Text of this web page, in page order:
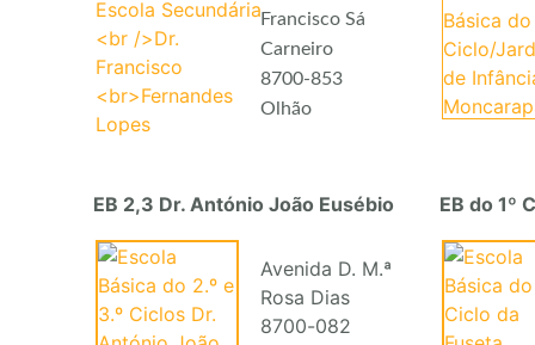
Francisco Sá
Carneiro
8700-853
Olhão
EB 2,3 Dr. António João Eusébio EB do 1º
Avenida D. M.ª
Rosa Dias
8700-082